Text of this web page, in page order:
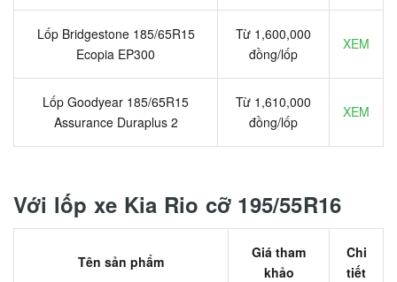
Lốp Bridgestone 185/65R15
Ecopia EP300
Từ 1,600,000
đồng/lốp
XEM
Lốp Goodyear 185/65R15
Assurance Duraplus 2
Từ 1,610,000
đồng/lốp
XEM
Với lốp xe Kia Rio cỡ 195/55R16
Tên sản phẩm
Giá tham
khảo
Chi
tiết